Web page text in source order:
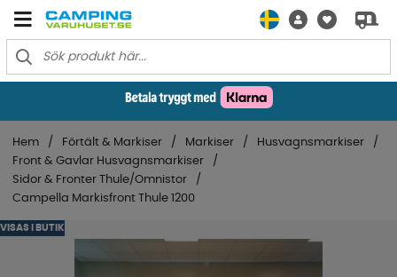
Hem Förtält & Markiser Markiser
Husvagnsmarkiser
Front & Gavlar Husvagnsmarkiser
Sidor & Fronter Thule/Omnistor
Campella Markisfront Thule 1200
VISAS I BUTIK